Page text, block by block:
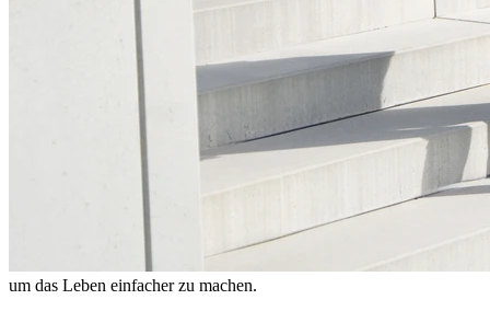
um das Leben einfacher zu machen.